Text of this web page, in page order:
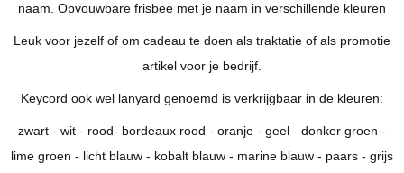
naam. Opvouwbare frisbee met je naam in verschillende kleuren
Leuk voor jezelf of om cadeau te doen als traktatie of als promotie
artikel voor je bedrijf.
Keycord ook wel lanyard genoemd is verkrijgbaar in de kleuren:
zwart - wit - rood- bordeaux rood - oranje - geel - donker groen -
lime groen - licht blauw - kobalt blauw - marine blauw - paars - grijs